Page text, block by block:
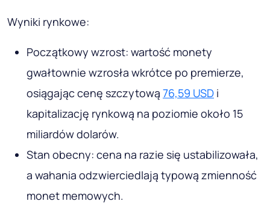
Wyniki rynkowe:
Początkowy wzrost: wartość monety
gwałtownie wzrosła wkrótce po premierze,
osiągając cenę szczytową 76,59 USD i
kapitalizację rynkową na poziomie około 15
miliardów dolarów.
Stan obecny: cena na razie się ustabilizowała,
a wahania odzwierciedlają typową zmienność
monet memowych.